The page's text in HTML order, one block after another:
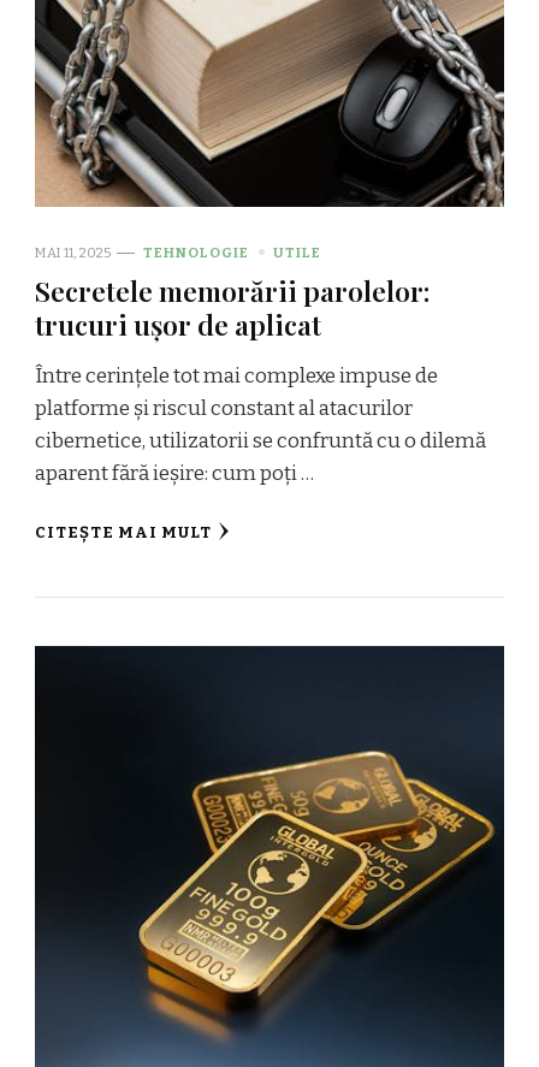
MAI 11, 2025 TEHNOLOGIE UTILE
Secretele memorării parolelor:
trucuri ușor de aplicat
Între cerințele tot mai complexe impuse de
platforme și riscul constant al atacurilor
cibernetice, utilizatorii se confruntă cu o dilemă
aparent fără ieșire: cum poți …
CITEȘTE MAI MULT